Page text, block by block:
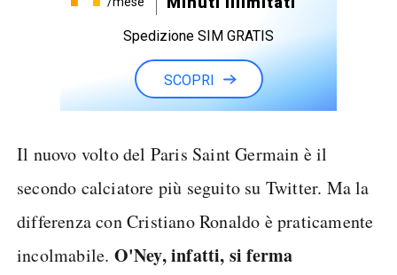
Spedizione SIM GRATIS
SCOPRI
Il nuovo volto del Paris Saint Germain è il
secondo calciatore più seguito su Twitter. Ma la
differenza con Cristiano Ronaldo è praticamente
incolmabile. O'Ney, infatti, si ferma